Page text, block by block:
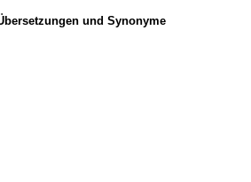
und Synonyme